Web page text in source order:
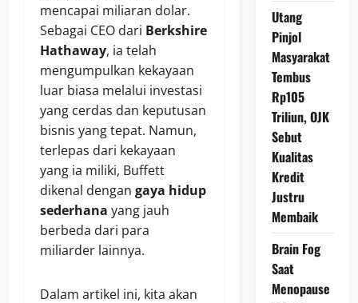
mencapai miliaran dolar.
Sebagai CEO dari Berkshire
Hathaway, ia telah
mengumpulkan kekayaan
luar biasa melalui investasi
yang cerdas dan keputusan
bisnis yang tepat. Namun,
terlepas dari kekayaan
yang ia miliki, Buffett
dikenal dengan gaya hidup
sederhana yang jauh
berbeda dari para
miliarder lainnya.
Dalam artikel ini, kita akan
Utang
Pinjol
Masyarakat
Tembus
Rp105
Triliun, OJK
Sebut
Kualitas
Kredit
Justru
Membaik
Brain Fog
Saat
Menopause